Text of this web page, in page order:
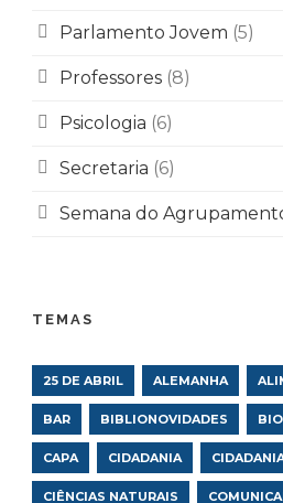
Parlamento Jovem (5)
Professores (8)
Psicologia (6)
Secretaria (6)
Semana do
TEMAS
25 DE ABRIL ALEMANHA
BAR BIBLIONOVIDADES
CAPA CIDADANIA
CIÊNCIAS NATURAIS